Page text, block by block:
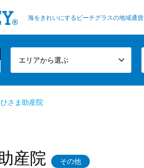
海をきれいにするビーチグラスの地域通貨
エリアから選ぶ
さま助産院
産院 その他